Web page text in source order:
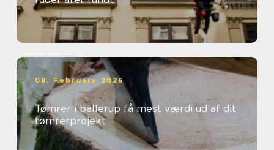
08. February 2026
Tømrer i ballerup få mest værdi ud af dit
tømrerprojekt